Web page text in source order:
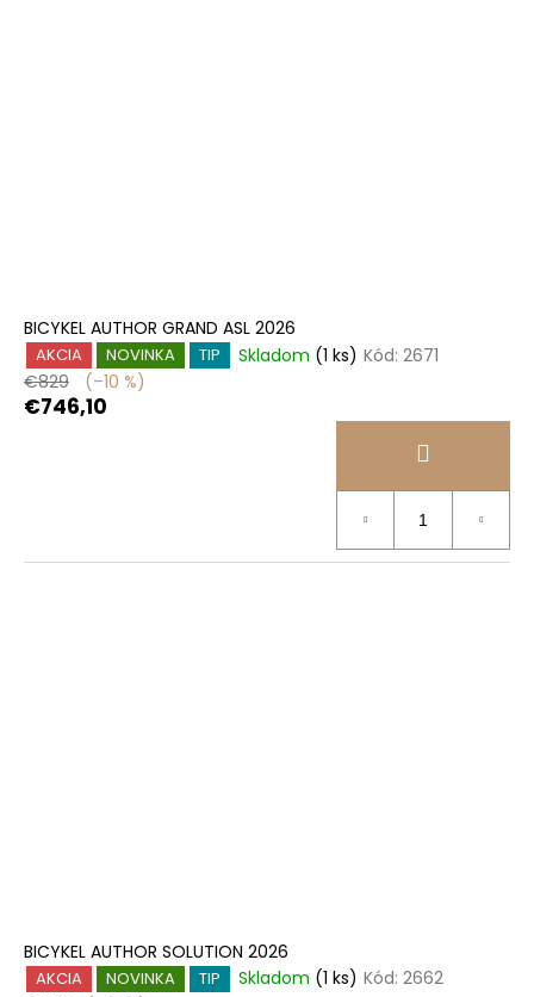
BICYKEL AUTHOR GRAND ASL 2026
AKCIA NOVINKA TIP Skladom (1 ks) Kód: 2671
€829
(–10 %)
€746,10
BICYKEL AUTHOR SOLUTION 2026
AKCIA NOVINKA TIP Skladom (1 ks) Kód: 2662